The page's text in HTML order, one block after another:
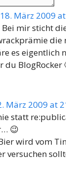
18. März 2009
mir sticht
die
es eigentlich
du BlogRocker
März 2009 at
statt
😉
wird vom
versuchen